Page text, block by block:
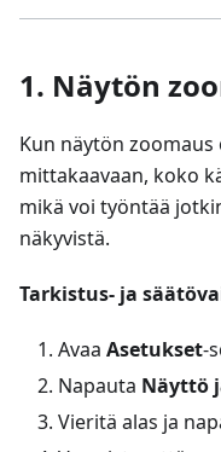
1. Näytön
Kun näytön
mittakaavaan, koko
mikä voi työntää
näkyvistä.
Tarkistus- ja
Avaa Asetukset-
Napauta Näyttö
Vieritä alas ja